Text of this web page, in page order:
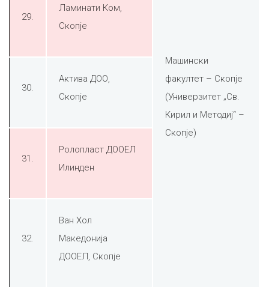
Машински
факултет – Скопје
(Универзитет „Св.
Кирил и Методиј“ –
Скопје)
29.
Ламинати Ком,
Скопје
30.
Актива ДОО,
Скопје
31.
Ролопласт ДООЕЛ
Илинден
32.
Ван Хол
Македонија
ДООЕЛ, Скопје